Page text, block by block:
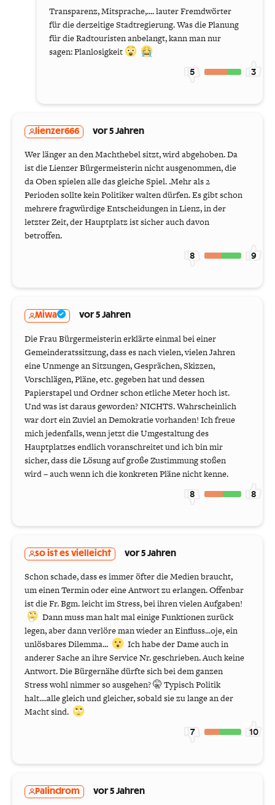
Transparenz, Mitsprache,.... lauter Fremdwörter
für die derzeitige Stadtregierung. Was die Planung
für die Radtouristen anbelangt, kann man nur
sagen: Planlosigkeit
5 3
lienzer666 vor 5 Jahren
Wer länger an den Machthebel sitzt, wird abgehoben. Da
ist die Lienzer Bürgermeisterin nicht ausgenommen, die
da Oben spielen alle das gleiche Spiel. .Mehr als 2
Perioden sollte kein Politiker walten dürfen. Es gibt schon
mehrere fragwürdige Entscheidungen in Lienz, in der
letzter Zeit, der Hauptplatz ist sicher auch davon
betroffen.
8 9
Miwa vor 5 Jahren
Die Frau Bürgermeisterin erklärte einmal bei einer
Gemeinderatssitzung, dass es nach vielen, vielen Jahren
eine Unmenge an Sitzungen, Gesprächen, Skizzen,
Vorschlägen, Pläne, etc. gegeben hat und dessen
Papierstapel und Ordner schon etliche Meter hoch ist.
Und was ist daraus geworden? NICHTS. Wahrscheinlich
war dort ein Zuviel an Demokratie vorhanden! Ich freue
mich jedenfalls, wenn jetzt die Umgestaltung des
Hauptplatzes endlich voranschreitet und ich bin mir
sicher, dass die Lösung auf große Zustimmung stoßen
wird – auch wenn ich die konkreten Pläne nicht kenne.
8 8
so ist es vielleicht vor 5 Jahren
Schon schade, dass es immer öfter die Medien braucht,
um einen Termin oder eine Antwort zu erlangen. Offenbar
ist die Fr. Bgm. leicht im Stress, bei ihren vielen Aufgaben!
Dann muss man halt mal einige Funktionen zurück
legen, aber dann verlöre man wieder an Einfluss...oje, ein
unlösbares Dilemma...
Ich habe der Dame auch in
anderer Sache an ihre Service Nr. geschrieben. Auch keine
Antwort. Die Bürgernähe dürfte sich bei dem ganzen
Stress wohl nimmer so ausgehen? 🤫 Typisch Politik
halt....alle gleich und gleicher, sobald sie zu lange an der
Macht sind.
7 10
Palindrom vor 5 Jahren